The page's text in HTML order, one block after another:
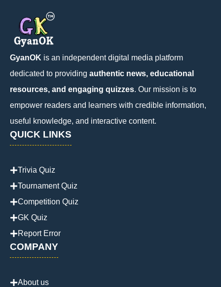
GyanOK is an independent digital media platform
dedicated to providing authentic news, educational
resources, and engaging quizzes. Our mission is to
empower readers and learners with credible information,
useful knowledge, and interactive content.
QUICK LINKS
Trivia Quiz
Tournament Quiz
Competition Quiz
GK Quiz
Report Error
COMPANY
About us